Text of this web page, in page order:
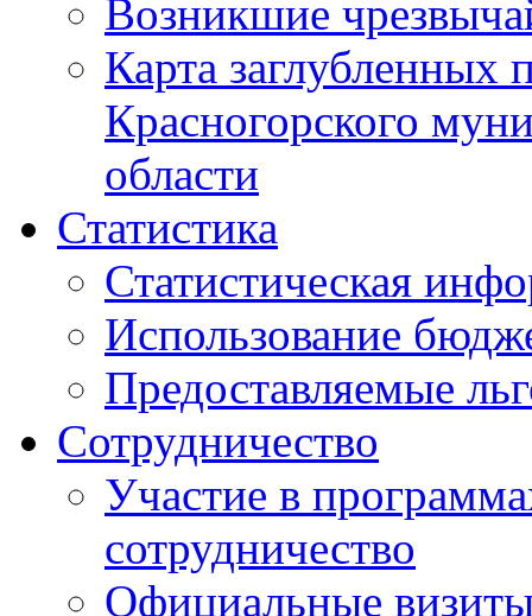
Возникшие
Карта
Красногорского
области
Статистика
Статистическая
Использование
Предоставляемые
Сотрудничество
Участие в
сотрудничество
Официальные